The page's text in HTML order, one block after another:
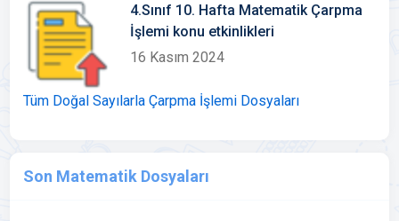
4.Sınıf 10. Hafta Matematik Çarpma
İşlemi konu etkinlikleri
16 Kasım 2024
Tüm Doğal Sayılarla Çarpma İşlemi Dosyaları
Son Matematik Dosyaları